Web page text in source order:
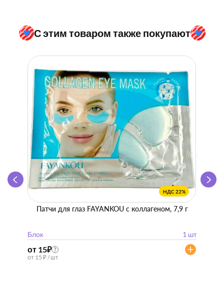
С этим товаром также покупают
НДС 22%
Патчи для глаз FAYANKOU с коллагеном, 7,9 г
Блок 1 шт
от 15₽ ?
от 15 ₽ / шт